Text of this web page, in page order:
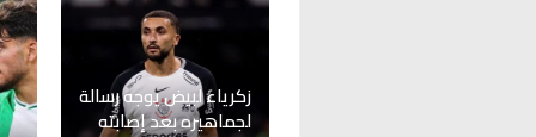
زكرياء لبيض يوجه رسالة
لجماهيره بعد إصابته